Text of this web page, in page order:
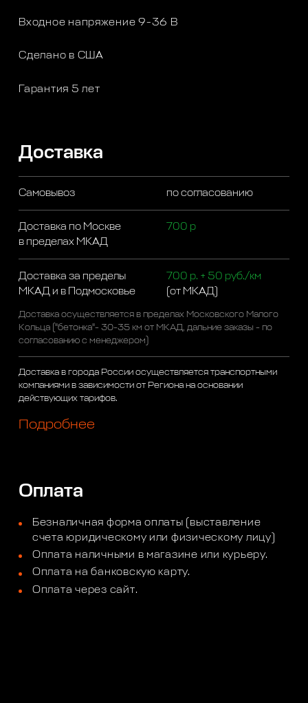
Входное напряжение 9-36 В
Сделано в США
Гарантия 5 лет
Доставка
Самовывоз по согласованию
Доставка по Москве
в пределах МКАД
700 р
Доставка за пределы
МКАД и в Подмосковье
700 р. + 50 руб./км
(от МКАД)
Доставка осуществляется в пределах Московского Малого
Кольца ("бетонка"- 30-35 км от МКАД, дальние заказы - по
согласованию с менеджером)
Доставка в города России осуществляется транспортными
компаниями в зависимости от Региона на основании
действующих тарифов.
Подробнее
Оплата
Безналичная форма оплаты (выставление
счета юридическому или физическому лицу)
Оплата наличными в магазине или курьеру.
Оплата на банковскую карту.
Оплата через сайт.